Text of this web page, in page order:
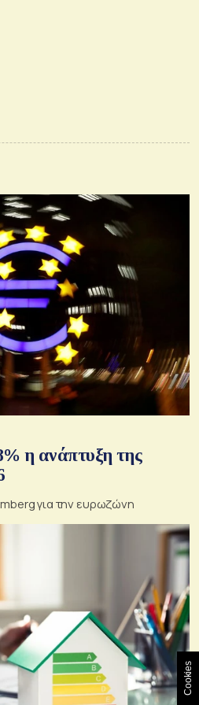
η ανάπτυξη της
για την ευρωζώνη
Cookies